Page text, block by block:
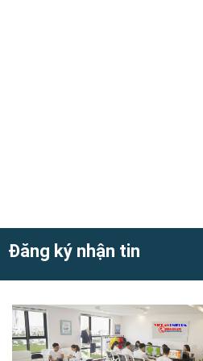
Đăng ký nhận tin